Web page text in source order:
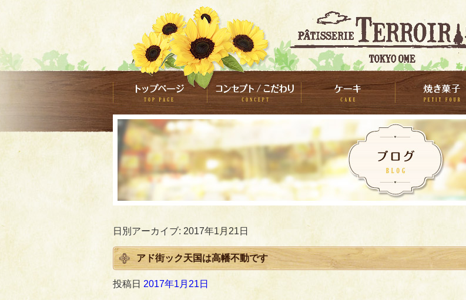
日別アーカイブ: 2017年1月21日
アド街ック天国は高幡不動です
投稿日 2017年1月21日